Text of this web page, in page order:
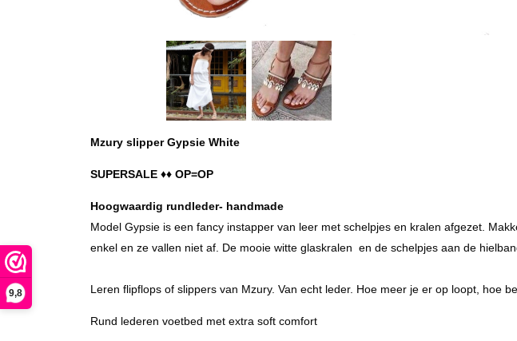
9,8
Mzury slipper Gypsie White
SUPERSALE ♦♦ OP=OP
Hoogwaardig rundleder- handmade
Model Gypsie is een fancy instapper van leer met schelpjes en kralen afgezet.
enkel en ze vallen niet af. De mooie witte glaskralen en de schelpjes aan de
Leren flipflops of slippers van Mzury. Van echt leder. Hoe meer je er op loopt, hoe
Rund lederen voetbed met extra soft comfort